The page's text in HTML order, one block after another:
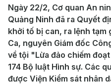
Ngày 22/2, Cơ quan An
Quảng Ninh đã ra Quyết
khởi tố bị can, ra lệnh tạm
Ca, nguyên Giám đốc
về tội "Lừa đảo chiếm
174 Bộ luật Hình sự. Các
được Viện Kiểm sát nhân